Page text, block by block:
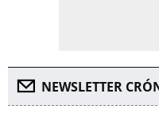
NEWSLETTER